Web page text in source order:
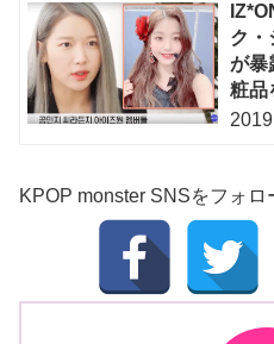
ク・
が暴
粧品
KPOP monster SNSをフォロ